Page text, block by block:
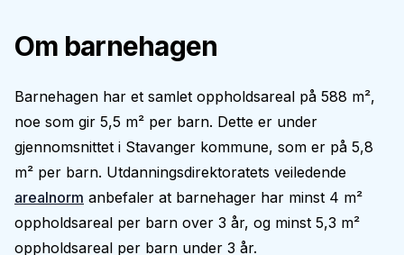
Om barnehagen
Barnehagen har et samlet oppholdsareal på 588 m²,
noe som gir 5,5 m² per barn. Dette er under
gjennomsnittet i Stavanger kommune, som er på 5,8
m² per barn. Utdanningsdirektoratets veiledende
arealnorm anbefaler at barnehager har minst 4 m²
oppholdsareal per barn over 3 år, og minst 5,3 m²
oppholdsareal per barn under 3 år.